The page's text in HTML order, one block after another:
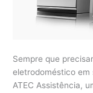
Sempre que
eletrodoméstico em
ATEC Assistência,